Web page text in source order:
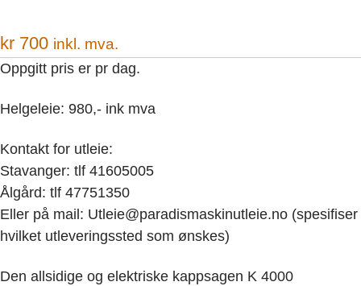
kr 700 inkl. mva.
Oppgitt pris er pr dag.
Helgeleie: 980,- ink mva
Kontakt for utleie:
Stavanger: tlf 41605005
Ålgård: tlf 47751350
Eller på mail: Utleie@paradismaskinutleie.no (spesifiser
hvilket utleveringssted som ønskes)
Den allsidige og elektriske kappsagen K 4000